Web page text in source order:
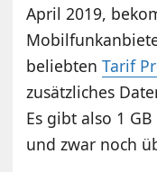
April 2019,
beliebtenTarif
zusätzliches
Es gibt also 1
und zwar noch